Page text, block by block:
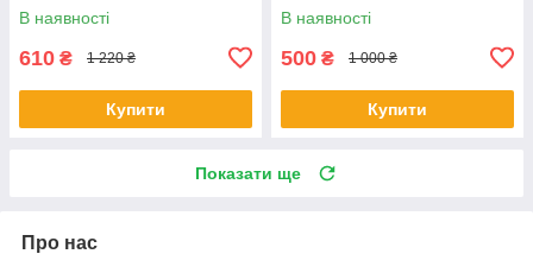
В наявності
610 ₴ 1 220 ₴
Купити
В наявності
500 ₴ 1 000 ₴
Купити
Показати ще
Про нас